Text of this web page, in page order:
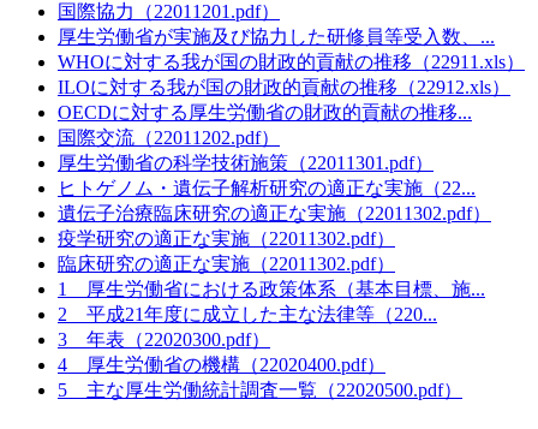
国際協力（22011201.pdf）
厚生労働省が実施及び協力した研修員等受入数、...
WHOに対する我が国の財政的貢献の推移（22911.xls）
ILOに対する我が国の財政的貢献の推移（22912.xls）
OECDに対する厚生労働省の財政的貢献の推移...
国際交流（22011202.pdf）
厚生労働省の科学技術施策（22011301.pdf）
ヒトゲノム・遺伝子解析研究の適正な実施（22...
遺伝子治療臨床研究の適正な実施（22011302.pdf）
疫学研究の適正な実施（22011302.pdf）
臨床研究の適正な実施（22011302.pdf）
1 厚生労働省における政策体系（基本目標、施...
2 平成21年度に成立した主な法律等（220...
3 年表（22020300.pdf）
4 厚生労働省の機構（22020400.pdf）
5 主な厚生労働統計調査一覧（22020500.pdf）